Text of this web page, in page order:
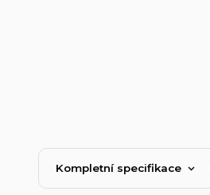
Kompletní specifikace